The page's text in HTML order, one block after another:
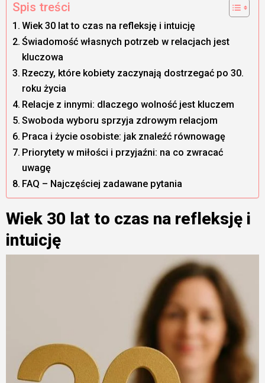
Spis treści
Wiek 30 lat to czas na refleksję i intuicję
Świadomość własnych potrzeb w relacjach jest
kluczowa
Rzeczy, które kobiety zaczynają dostrzegać po 30.
roku życia
Relacje z innymi: dlaczego wolność jest kluczem
Swoboda wyboru sprzyja zdrowym relacjom
Praca i życie osobiste: jak znaleźć równowagę
Priorytety w miłości i przyjaźni: na co zwracać
uwagę
FAQ – Najczęściej zadawane pytania
Wiek 30 lat to czas na refleksję i
intuicję